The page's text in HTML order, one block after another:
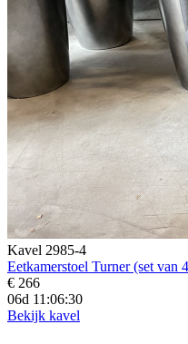
Kavel 2985-4
Eetkamerstoel Turner (set
€ 266
06d 11:06:28
Bekijk kavel